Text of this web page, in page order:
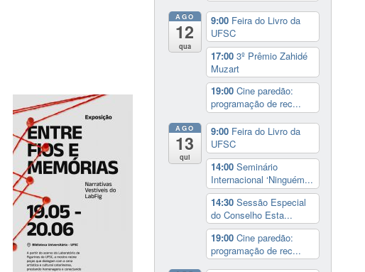
AGO
12
qua
9:00 Feira do Livro da
UFSC
17:00 3º Prêmio Zahidé
Muzart
19:00 Cine paredão:
programação de rec...
AGO
13
qui
9:00 Feira do Livro da
UFSC
14:00 Seminário
Internacional ‘Ninguém...
14:30 Sessão Especial
do Conselho Esta...
19:00 Cine paredão:
programação de rec...